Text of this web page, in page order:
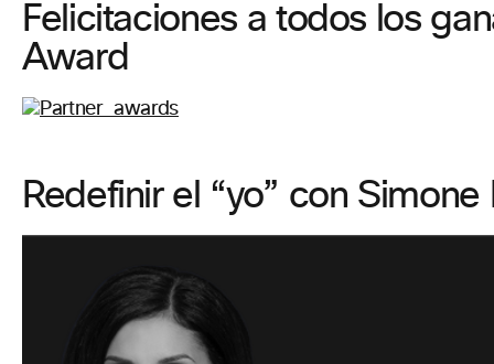
Felicitaciones a todos los
Award
Redefinir el “yo” con Simone